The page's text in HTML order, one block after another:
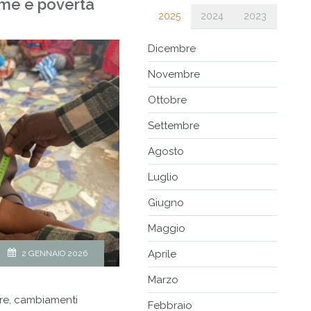
e povertà
2 GENNAIO 2026
cambiamenti
2025 2024 2023
Dicembre
Novembre
Ottobre
Settembre
Agosto
Luglio
Giugno
Maggio
Aprile
Marzo
Febbraio